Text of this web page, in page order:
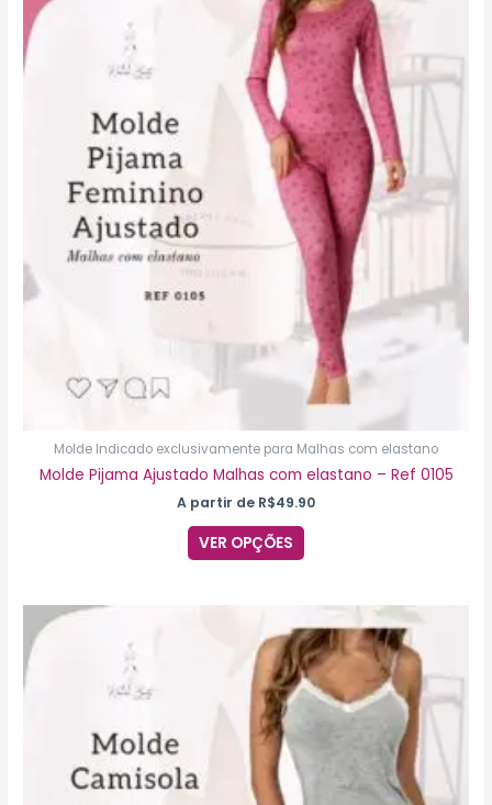
Molde Indicado exclusivamente para Malhas com elastano
Molde Pijama Ajustado Malhas com elastano – Ref 0105
A partir de R$49.90
VER OPÇÕES
produto
tem
várias
variantes.
As
opções
podem
ser
escolhidas
na
página
do
produto
produto
tem
várias
variantes.
ser